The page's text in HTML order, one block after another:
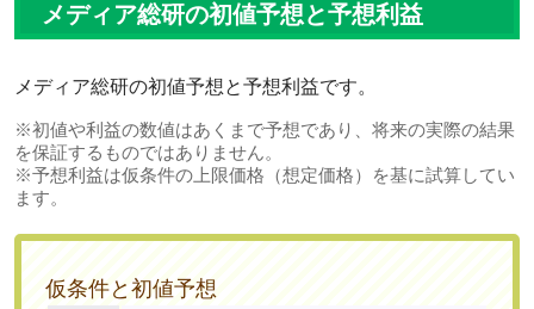
メディア総研の初値予想と予想利益
メディア総研の初値予想と予想利益です。
※初値や利益の数値はあくまで予想であり、将来の実際の結果
を保証するものではありません。
※予想利益は仮条件の上限価格（想定価格）を基に試算してい
ます。
仮条件と初値予想